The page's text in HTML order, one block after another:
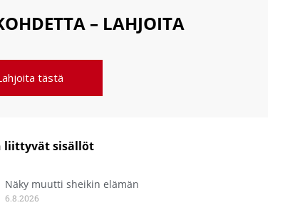
– LAHJOITA
tästä
liittyvät sisällöt
Näky muutti sheikin elämän
6.8.2026